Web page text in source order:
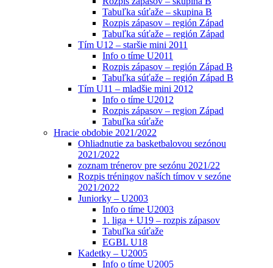
Tabuľka súťaže – skupina B
Rozpis zápasov – región Západ
Tabuľka súťaže – región Západ
Tím U12 – staršie mini 2011
Info o tíme U2011
Rozpis zápasov – región Západ B
Tabuľka súťaže – región Západ B
Tím U11 – mladšie mini 2012
Info o tíme U2012
Rozpis zápasov – region Západ
Tabuľka súťaže
Hracie obdobie 2021/2022
Ohliadnutie za basketbalovou sezónou
2021/2022
zoznam trénerov pre sezónu 2021/22
Rozpis tréningov naších tímov v sezóne
2021/2022
Juniorky – U2003
Info o tíme U2003
1. liga + U19 – rozpis zápasov
Tabuľka súťaže
EGBL U18
Kadetky – U2005
Info o tíme U2005